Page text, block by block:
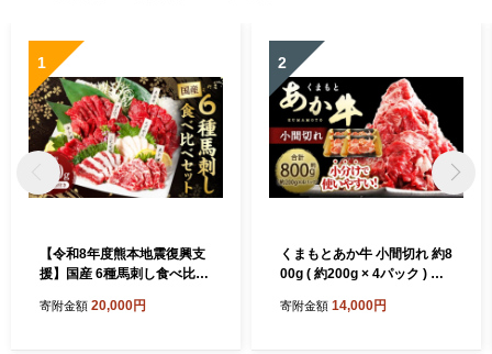
1
【令和8年度熊本地震復興支
援】国産 6種馬刺し食べ比べ
き） 計約280g 馬刺し 馬肉
寄附金額 20,000円
2
くまもとあか牛 小間切れ 約8
00g ( 約200g × 4パック ) お
霜降り おかず 精肉 冷凍
寄附金額 14,000円